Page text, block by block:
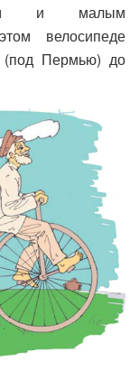
и малым
велосипеде
(под Пермью) до